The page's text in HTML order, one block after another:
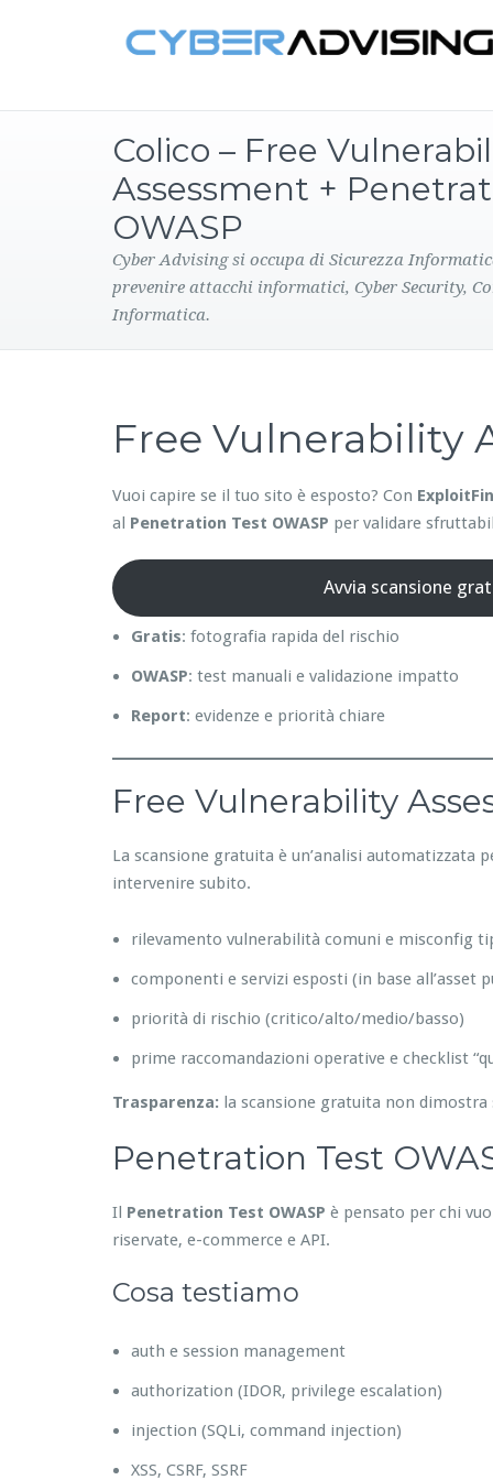
Colico – Free
Assessment +
OWASP
Cyber Advising si occupa di Sicurezza
prevenire attacchi informatici, Cyber Security,
Informatica.
Free Vulnerability
Vuoi capire se il tuo sito è esposto? Con
al Penetration Test OWASP per validare
Avvia scansione
Gratis: fotografia rapida del rischio
OWASP: test manuali e validazione impatto
Report: evidenze e priorità chiare
Free Vulnerability
La scansione gratuita è un’analisi automatizzata
intervenire subito.
rilevamento vulnerabilità comuni e misconfig
componenti e servizi esposti (in base all’asset
priorità di rischio (critico/alto/medio/basso)
prime raccomandazioni operative e checklist
Trasparenza: la scansione gratuita non dimostra
Penetration Test
Il Penetration Test OWASP è pensato per chi
riservate, e-commerce e API.
Cosa testiamo
auth e session management
authorization (IDOR, privilege escalation)
injection (SQLi, command injection)
XSS, CSRF, SSRF